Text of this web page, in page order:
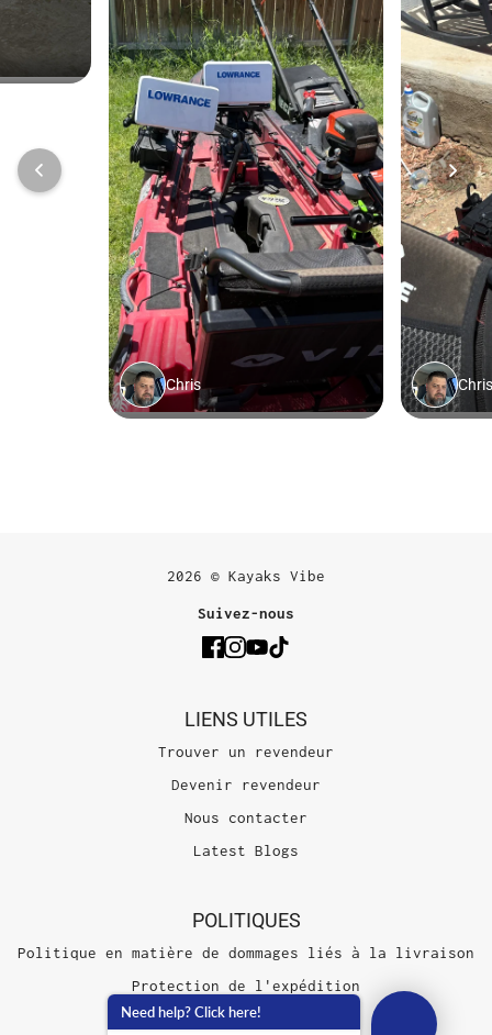
2026 © Kayaks Vibe
Suivez-nous
LIENS UTILES
Trouver un revendeur
Devenir revendeur
Nous contacter
Latest Blogs
POLITIQUES
Politique en matière de dommages liés à la livraison
Protection de l'expédition
Conditions d'utilisation
Need help? Click here!